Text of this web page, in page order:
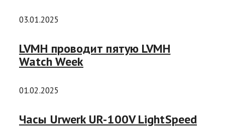
03.01.2025
LVMH проводит пятую LVMH
Watch Week
01.02.2025
Часы Urwerk UR-100V LightSpeed